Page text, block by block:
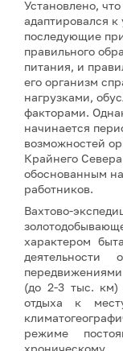
Установлено,
адаптировался
последующие
правильного
питания, и
его организм
нагрузками,
факторами.
начинается
возможностей
Крайнего
обоснованным
работников.
Вахтово-
характером
(до 2-3 тыс. км)
отдыха к
режиме